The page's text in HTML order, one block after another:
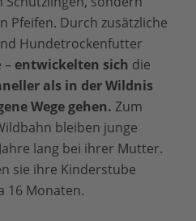
Pfeifen. Durch zusätzliche
Hundetrockenfutter
– entwickelten sich die
als in der Wildnis
Wege gehen. Zum
bleiben junge
lang bei ihrer Mutter.
sie ihre Kinderstube
16 Monaten.